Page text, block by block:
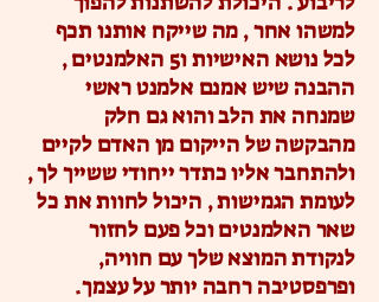
למשהו אחר , מה שייקח אותנו תכף
לכל נושא האישיות ו5 האלמנטים ,
ההבנה שיש אמנם אלמנט ראשי
שמנחה את הלב והוא גם חלק
מהבקשה של הייקום מן האדם לקיים
ולהתחבר אליו כתדר ייחודי ששייך לך ,
לעומת הגמישות , היכול לחוות את כל
שאר האלמנטים וכל פעם לחזור
לנקודת המוצא שלך עם חוויה,
ופרפסטיבה רחבה יותר על עצמך.